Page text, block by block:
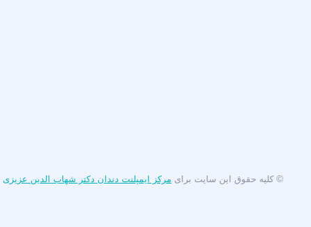
© کلیه حقوق این سایت برای مرکز ایمپلنت دندان دکتر شهاب الدین عزیزی